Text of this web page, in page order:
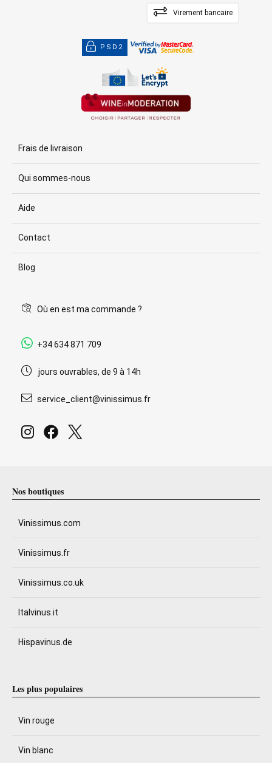
Virement bancaire
PSD2
Frais de livraison
Qui sommes-nous
Aide
Contact
Blog
Où en est ma commande ?
+34 634 871 709
jours ouvrables, de 9 à 14h
service_client@vinissimus.fr
Nos boutiques
Vinissimus.com
Vinissimus.fr
Vinissimus.co.uk
Italvinus.it
Hispavinus.de
Les plus populaires
Vin rouge
Vin blanc